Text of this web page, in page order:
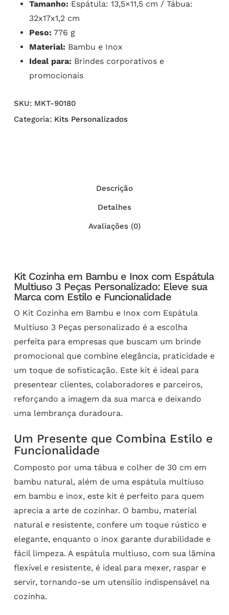
Tamanho: Espátula: 13,5×11,5 cm / Tábua:
32x17x1,2 cm
Peso: 776 g
Material: Bambu e Inox
Ideal para: Brindes corporativos e
promocionais
SKU: MKT-90180
Categoria: Kits Personalizados
Descrição
Detalhes
Avaliações (0)
Kit Cozinha em Bambu e Inox com Espátula
Multiuso 3 Peças Personalizado: Eleve sua
Marca com Estilo e Funcionalidade
O Kit Cozinha em Bambu e Inox com Espátula
Multiuso 3 Peças personalizado é a escolha
perfeita para empresas que buscam um brinde
promocional que combine elegância, praticidade e
um toque de sofisticação. Este kit é ideal para
presentear clientes, colaboradores e parceiros,
reforçando a imagem da sua marca e deixando
uma lembrança duradoura.
Um Presente que Combina Estilo e
Funcionalidade
Composto por uma tábua e colher de 30 cm em
bambu natural, além de uma espátula multiuso
em bambu e inox, este kit é perfeito para quem
aprecia a arte de cozinhar. O bambu, material
natural e resistente, confere um toque rústico e
elegante, enquanto o inox garante durabilidade e
fácil limpeza. A espátula multiuso, com sua lâmina
flexível e resistente, é ideal para mexer, raspar e
servir, tornando-se um utensílio indispensável na
cozinha.